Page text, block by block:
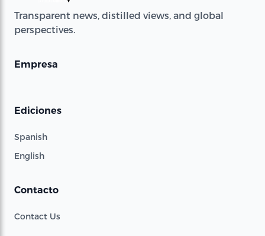
Transparent news, distilled views, and global
perspectives.
Empresa
Ediciones
Spanish
English
Contacto
Contact Us